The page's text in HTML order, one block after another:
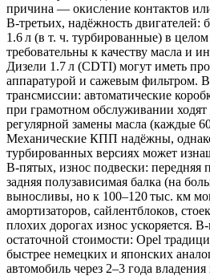
причина — окисление контактов
В‑третьих, надёжность
1.6 л (в т. ч. турбированные) в
требовательны к качеству масла и
Дизели 1.7 л (CDTI) могут иметь
аппаратурой и сажевым фильтром.
трансмиссии: автоматические
при грамотном обслуживании ходят
регулярной замены масла (каждые
Механические КПП надёжны,
турбированных версиях может
В‑пятых, износ подвески: передняя
задняя полузависимая балка (на
выносливы, но к 100–120 тыс. км
амортизаторов, сайлентблоков,
плохих дорогах износ ускоряется.
остаточной стоимости: Opel
быстрее немецких и японских
автомобиль через 2–3 года